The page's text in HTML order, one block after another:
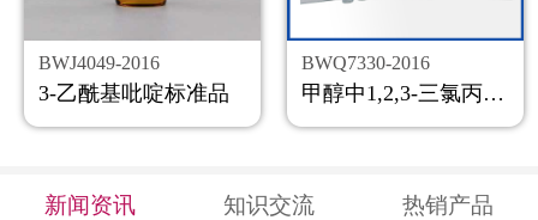
BWJ4049-2016
3-乙酰基吡啶标准品
BWQ7330-2016
甲醇中1,2,3-三氯丙烷溶液标准物质
新闻资讯 知识交流 热销产品